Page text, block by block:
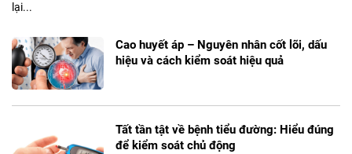
lại...
Cao huyết áp – Nguyên nhân cốt lõi, dấu
hiệu và cách kiểm soát hiệu quả
Tất tần tật về bệnh tiểu đường: Hiểu đúng
để kiểm soát chủ động